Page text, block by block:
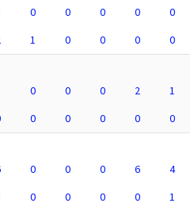
0 0 0 0
0
1 0 0 0
0
0 0 0 2
1
0 0 0 0
0
0 0 0 6
4
0 0 0 0
1